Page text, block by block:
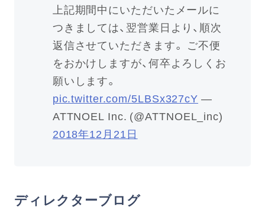
上記期間中にいただいたメールに
つきましては、翌営業日より、順次
返信させていただきます。 ご不便
をおかけしますが、何卒よろしくお
願いします。
pic.twitter.com/5LBSx327cY —
ATTNOEL Inc. (@ATTNOEL_inc)
2018年12月21日
ディレクターブログ